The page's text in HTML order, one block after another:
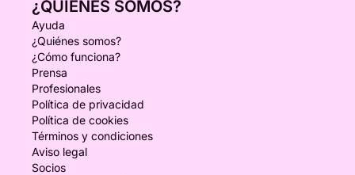
¿QUIÉNES SOMOS?
Ayuda
¿Quiénes somos?
¿Cómo funciona?
Prensa
Profesionales
Política de privacidad
Política de cookies
Términos y condiciones
Aviso legal
Socios